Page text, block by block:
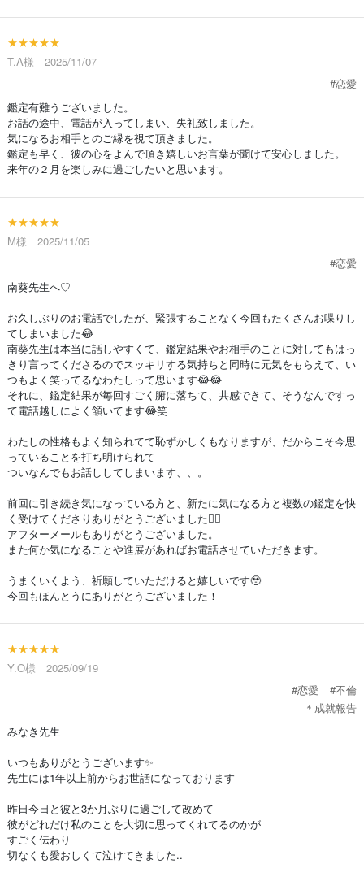
★★★★★
T.A様 2025/11/07
#恋愛
鑑定有難うございました。
お話の途中、電話が入ってしまい、失礼致しました。
気になるお相手とのご縁を視て頂きました。
鑑定も早く、彼の心をよんで頂き嬉しいお言葉が聞けて安心しました。
来年の２月を楽しみに過ごしたいと思います。
★★★★★
M様 2025/11/05
#恋愛
南葵先生へ♡
お久しぶりのお電話でしたが、緊張することなく今回もたくさんお喋りし
てしまいました😂
南葵先生は本当に話しやすくて、鑑定結果やお相手のことに対してもはっ
きり言ってくださるのでスッキリする気持ちと同時に元気をもらえて、い
つもよく笑ってるなわたしって思います😂😂
それに、鑑定結果が毎回すごく腑に落ちて、共感できて、そうなんですっ
て電話越しによく頷いてます😂笑
わたしの性格もよく知られてて恥ずかしくもなりますが、だからこそ今思
っていることを打ち明けられて
ついなんでもお話ししてしまいます、、。
前回に引き続き気になっている方と、新たに気になる方と複数の鑑定を快
く受けてくださりありがとうございました🙂‍↕️
アフターメールもありがとうございました。
また何か気になることや進展があればお電話させていただきます。
うまくいくよう、祈願していただけると嬉しいです🥹
今回もほんとうにありがとうございました！
★★★★★
Y.O様 2025/09/19
#恋愛
#不倫
＊成就報告
みなき先生
いつもありがとうございます✨
先生には1年以上前からお世話になっております
昨日今日と彼と3か月ぶりに過ごして改めて
彼がどれだけ私のことを大切に思ってくれてるのかが
すごく伝わり
切なくも愛おしくて泣けてきました..